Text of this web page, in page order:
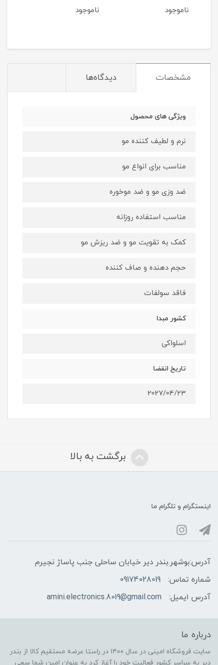
ناموجود
Morning Gel Cleanser
ناموجود
مشخصات دیدگاه‌ها
ویژگی های محصول
نرم و لطیف کننده مو
مناسب برای انواع مو
ضد وزی مو و ضد موخوره
مناسب استفاده روزانه
کمک به تقویت مو و ضد ریزش مو
حجم دهنده و صاف کننده
فاقد سولفات
کشور مبدا
اسلواکی
تاریخ انقضا
2027/04/23
برگشت به بالا
اینستگرام و تلگرام ما
آدرس:بوشهر.بندر دیر خیابان ساحلی جنب پاساژ نجیرم
شماره تماس:
09174028019
آدرس ایمیل:
amini.electronics.8019@gmail.com
درباره ما
سایت فروشگاه امینی در سال ۱۴۰۰ در راستا عرضه مستقیم کالا از بندر
دیر به سراسر کشور فعالیت خود را آغاز کرد به عنوان امین شما سعی